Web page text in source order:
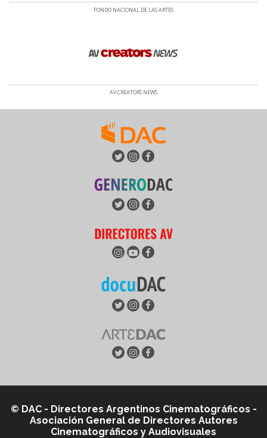
FONDO NACIONAL DE LAS ARTES
AV CREATORS NEWS
© DAC - Directores Argentinos Cinematográficos -
Asociación General de Directores Autores
Cinematográficos y Audiovisuales